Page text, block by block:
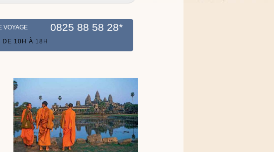
VOYAGE
0825 88 58 28*
DE 10H À 18H